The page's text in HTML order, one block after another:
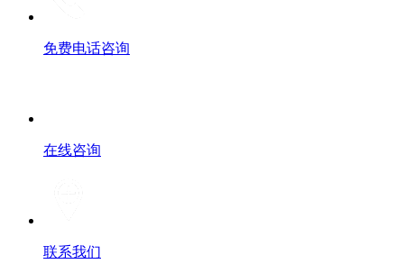
免费电话咨询
在线咨询
联系我们